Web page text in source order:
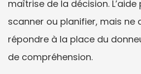
maîtrise de la décision. L’aide
scanner ou planifier, mais ne
répondre à la place du
de compréhension.